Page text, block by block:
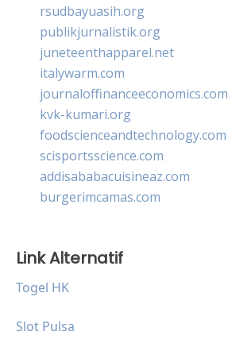
rsudbayuasih.org
publikjurnalistik.org
juneteenthapparel.net
italywarm.com
journaloffinanceeconomics.com
kvk-kumari.org
foodscienceandtechnology.com
scisportsscience.com
addisababacuisineaz.com
burgerimcamas.com
Link Alternatif
Togel HK
Slot Pulsa